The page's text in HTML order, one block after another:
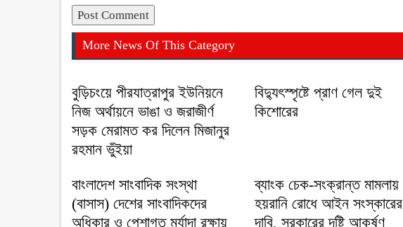
More News Of This Category
বুড়িচংয়ে পীরযাত্রাপুর ইউনিয়নে
নিজ অর্থায়নে ভাঙা ও জরাজীর্ণ
সড়ক মেরামত কর দিলেন মিজানুর
রহমান ভুঁইয়া
বিদ্যুৎস্পৃষ্টে প্রাণ গেল দুই
কিশোরের
বাংলাদেশ সাংবাদিক সংস্থা
(বাসাস) দেশের সাংবাদিকদের
অধিকার ও পেশাগত মর্যাদা রক্ষায়
ব্যাংক চেক-সংক্রান্ত মামলায়
হয়রানি রোধে আইন সংস্কারের
দাবি, সরকারের দৃষ্টি আকর্ষণ